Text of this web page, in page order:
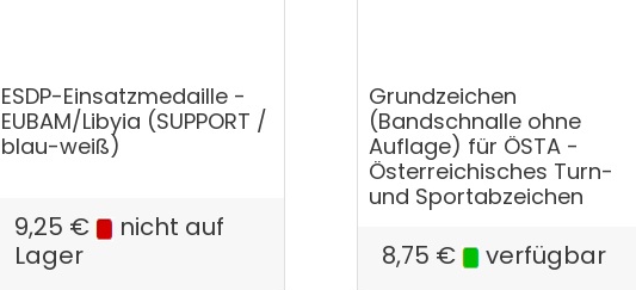
ESDP-Einsatzmedaille -
EUBAM/Libyia (SUPPORT /
blau-weiß)
9,25 €
nicht auf
Lager
Grundzeichen
(Bandschnalle ohne
Auflage) für ÖSTA -
Österreichisches Turn-
und Sportabzeichen
8,75 € verfügbar